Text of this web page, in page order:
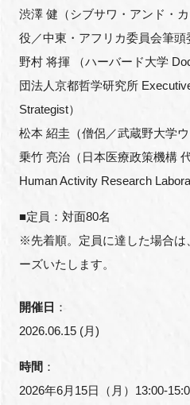
渋澤 健（シブサワ・アンド・
役／中東・アフリカ委員会筆頭
野村 将揮 （ハーバード大学
団法人京都哲学研究所
Strategist）
松本 紹圭（僧侶／武蔵野大学
乗竹 亮治（日本医療政策機構
Human Activity Research
■定員：対面80名
※先着順。定員に達した場合は
ーズいたします。
開催日 ：
2026.06.15 (月)
時間 ：
2026年6月15日（月）13:00-